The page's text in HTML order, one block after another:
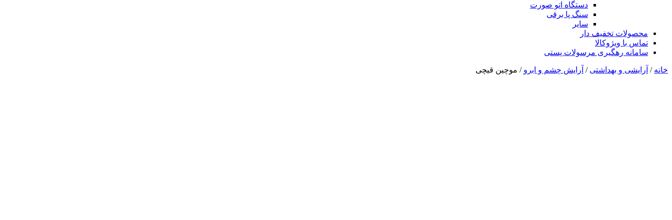
دستگاه اتو صورت
سنگ پا برقی
سایر
محصولات تخفیف دار
تماس با ویژوکالا
سامانه رهگیری مرسولات پستی
خانه / آرایشی و بهداشتی / آرایش چشم و ابرو / موچین قیچی